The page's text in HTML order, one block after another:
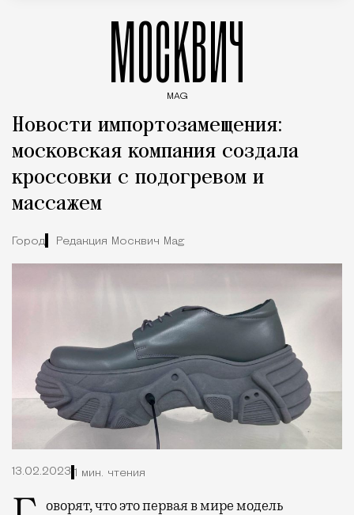
МОСКВИЧ
MAG
Новости импортозамещения:
московская компания создала
кроссовки с подогревом и
массажем
Город Редакция Москвич Mag
13.02.2023 1 мин. чтения